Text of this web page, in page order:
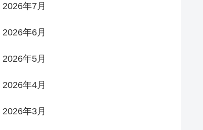
2026年7月
2026年6月
2026年5月
2026年4月
2026年3月